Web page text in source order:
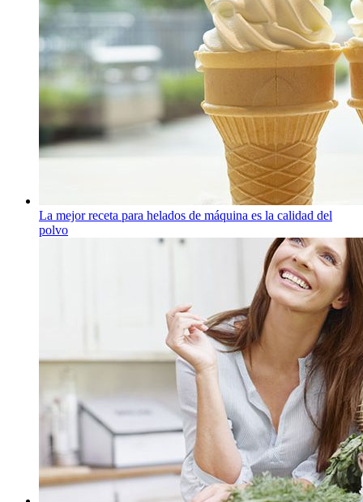
La mejor receta para helados de máquina es la calidad del
polvo